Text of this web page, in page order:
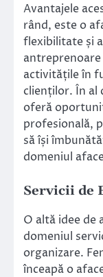
Avantajele
rând, este o
flexibilitate și
antreprenoare
activitățile în
clienților. În al
oferă
profesională,
să își
domeniul
Servicii de
O altă idee de
domeniul
organizare.
înceapă o